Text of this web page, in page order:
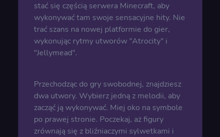
stać się częścią serwera Minecraft, aby
wykonywać tam swoje sensacyjne hity. Nie
trać szans na nowej platformie do gier,
wykonując rytmy utworów "Atrocity" i
"Jellymead".
Przechodząc do gry swobodnej, znajdziesz
dwa utwory. Wybierz jedną z melodii, aby
zacząć ją wykonywać. Miej oko na symbole
po prawej stronie. Poczekaj, aż figury
zrównają się z bliźniaczymi sylwetkami i